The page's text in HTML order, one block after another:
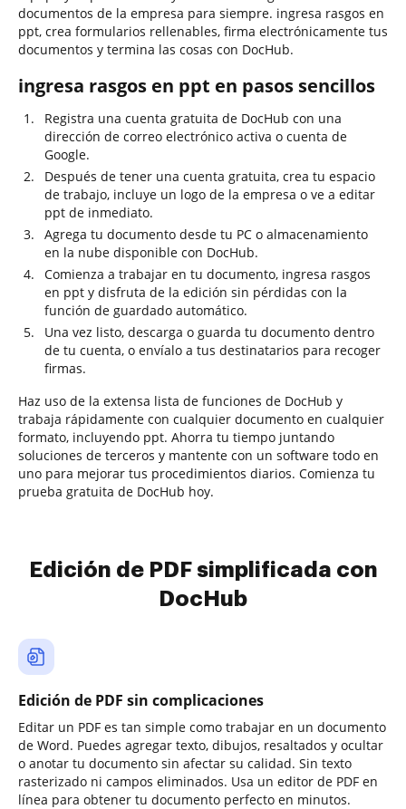
documentos de la empresa para siempre. ingresa rasgos en
ppt, crea formularios rellenables, firma electrónicamente tus
documentos y termina las cosas con DocHub.
ingresa rasgos en ppt en pasos sencillos
Registra una cuenta gratuita de DocHub con una
dirección de correo electrónico activa o cuenta de
Google.
Después de tener una cuenta gratuita, crea tu espacio
de trabajo, incluye un logo de la empresa o ve a editar
ppt de inmediato.
Agrega tu documento desde tu PC o almacenamiento
en la nube disponible con DocHub.
Comienza a trabajar en tu documento, ingresa rasgos
en ppt y disfruta de la edición sin pérdidas con la
función de guardado automático.
Una vez listo, descarga o guarda tu documento dentro
de tu cuenta, o envíalo a tus destinatarios para recoger
firmas.
Haz uso de la extensa lista de funciones de DocHub y
trabaja rápidamente con cualquier documento en cualquier
formato, incluyendo ppt. Ahorra tu tiempo juntando
soluciones de terceros y mantente con un software todo en
uno para mejorar tus procedimientos diarios. Comienza tu
prueba gratuita de DocHub hoy.
Edición de PDF simplificada con
DocHub
Edición de PDF sin complicaciones
Editar un PDF es tan simple como trabajar en un documento
de Word. Puedes agregar texto, dibujos, resaltados y ocultar
o anotar tu documento sin afectar su calidad. Sin texto
rasterizado ni campos eliminados. Usa un editor de PDF en
línea para obtener tu documento perfecto en minutos.